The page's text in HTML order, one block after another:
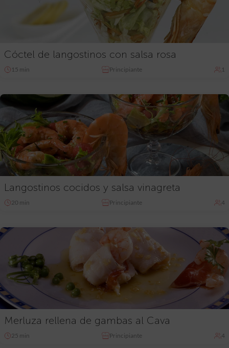
Cóctel de langostinos con salsa rosa
15 min Principiante 1
Langostinos cocidos y salsa vinagreta
20 min Principiante 4
Merluza rellena de gambas al Cava
25 min Principiante 4